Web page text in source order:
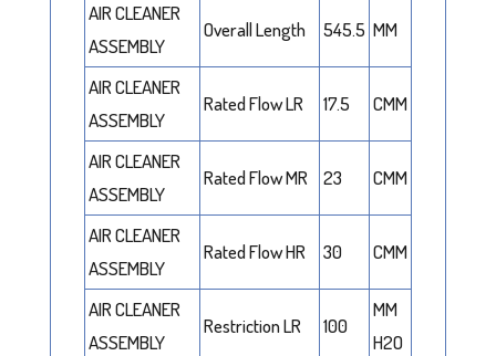
AIR CLEANER
ASSEMBLY
Overall Length 545.5 MM
AIR CLEANER
ASSEMBLY
Rated Flow LR 17.5 CMM
AIR CLEANER
ASSEMBLY
Rated Flow MR 23 CMM
AIR CLEANER
ASSEMBLY
Rated Flow HR 30 CMM
AIR CLEANER
ASSEMBLY
Restriction LR 100
MM
H2O